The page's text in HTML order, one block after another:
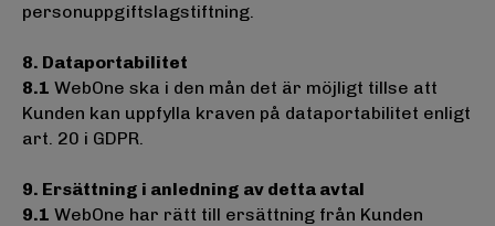
personuppgiftslagstiftning.
8. Dataportabilitet
8.1 WebOne ska i den mån det är möjligt tillse att
Kunden kan uppfylla kraven på dataportabilitet enligt
art. 20 i GDPR.
9. Ersättning i anledning av detta avtal
9.1 WebOne har rätt till ersättning från Kunden